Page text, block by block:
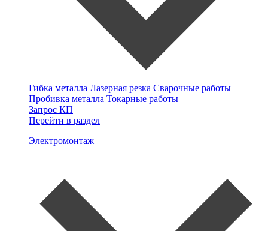
Гибка металла Лазерная резка Сварочные работы
Пробивка металла Токарные работы
Запрос КП
Перейти в раздел
Электромонтаж